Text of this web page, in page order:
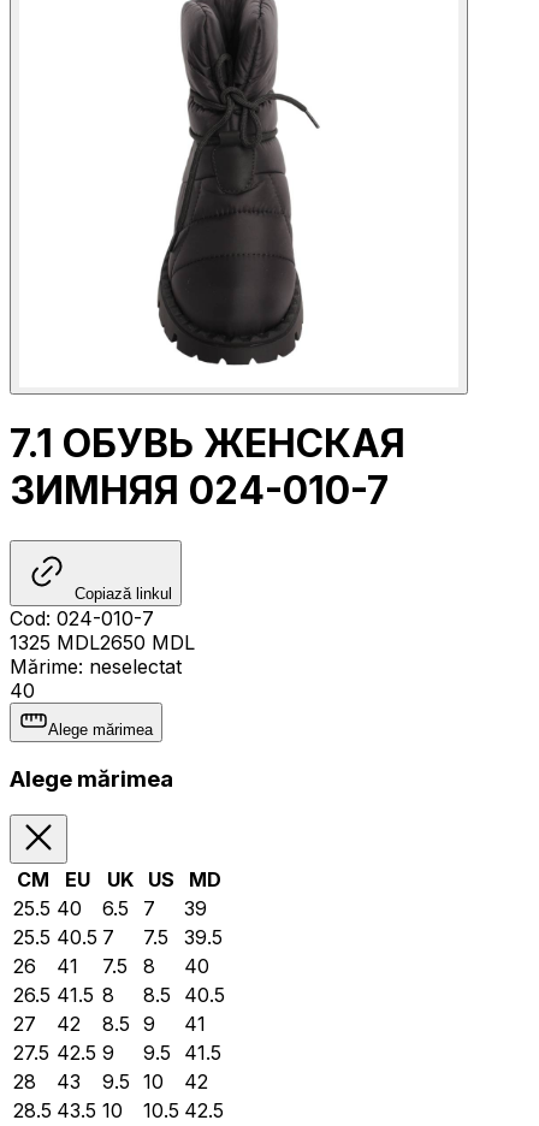
7.1 ОБУВЬ ЖЕНСКАЯ
ЗИМНЯЯ 024-010-7
Copiază linkul
Cod: 024-010-7
1325 MDL2650 MDL
Mărime: neselectat
40
Alege mărimea
Alege mărimea
CM EU UK US
MD
25.5 40 6.5 7
39
25.5 40.5 7 7.5
39.5
26
41 7.5 8
40
26.5 41.5 8 8.5
40.5
27
42 8.5 9
41
27.5 42.5 9 9.5
41.5
28
43 9.5 10
42
28.5 43.5 10 10.5 42.5